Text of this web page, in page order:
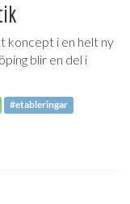
koncept i en helt ny
blir en del i
#etableringar